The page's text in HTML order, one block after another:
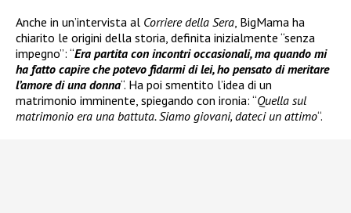
Anche in un’intervista al Corriere della Sera, BigMama ha
chiarito le origini della storia, definita inizialmente “senza
impegno”: “Era partita con incontri occasionali, ma quando mi
ha fatto capire che potevo fidarmi di lei, ho pensato di meritare
l’amore di una donna“. Ha poi smentito l’idea di un
matrimonio imminente, spiegando con ironia: “Quella sul
matrimonio era una battuta. Siamo giovani, dateci un attimo“.